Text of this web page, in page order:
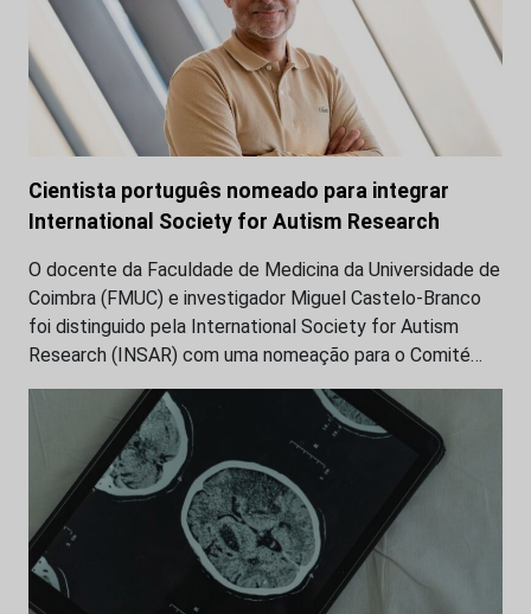
Cientista português nomeado para integrar
International Society for Autism Research
O docente da Faculdade de Medicina da Universidade de
Coimbra (FMUC) e investigador Miguel Castelo-Branco
foi distinguido pela International Society for Autism
Research (INSAR) com uma nomeação para o Comité…